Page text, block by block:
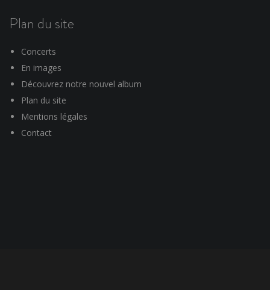
Plan du site
Concerts
En images
Découvrez notre nouvel album
Plan du site
Mentions légales
Contact